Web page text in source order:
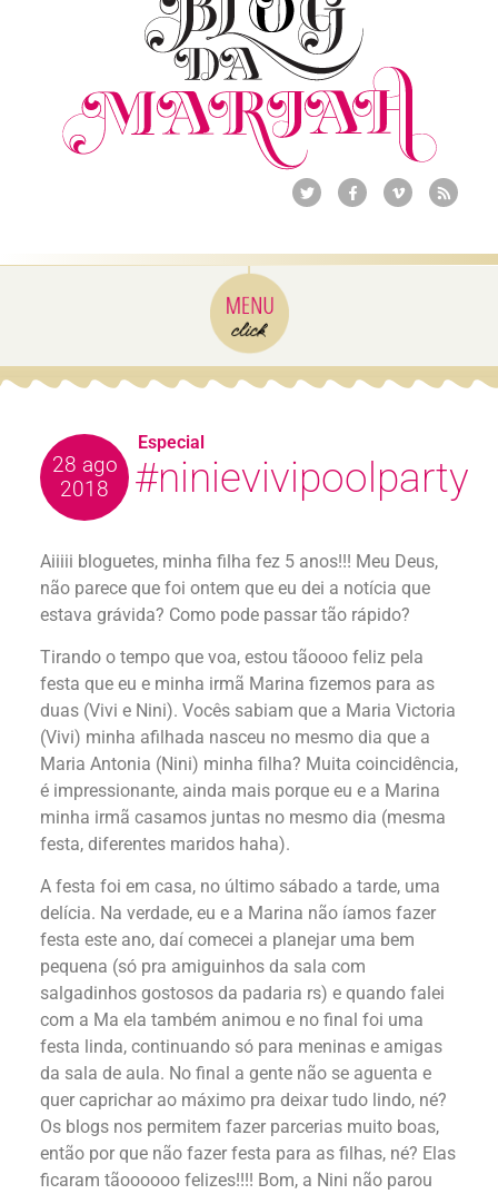
28 ago
2018
#ninievivipoolparty
Aiiiii bloguetes, minha filha fez 5 anos!!! Meu Deus,
não parece que foi ontem que eu dei a notícia que
estava grávida? Como pode passar tão rápido?
Tirando o tempo que voa, estou tãoooo feliz pela
festa que eu e minha irmã Marina fizemos para as
duas (Vivi e Nini). Vocês sabiam que a Maria Victoria
(Vivi) minha afilhada nasceu no mesmo dia que a
Maria Antonia (Nini) minha filha? Muita coincidência,
é impressionante, ainda mais porque eu e a Marina
minha irmã casamos juntas no mesmo dia (mesma
festa, diferentes maridos haha).
A festa foi em casa, no último sábado a tarde, uma
delícia. Na verdade, eu e a Marina não íamos fazer
festa este ano, daí comecei a planejar uma bem
pequena (só pra amiguinhos da sala com
salgadinhos gostosos da padaria rs) e quando falei
com a Ma ela também animou e no final foi uma
festa linda, continuando só para meninas e amigas
da sala de aula. No final a gente não se aguenta e
quer caprichar ao máximo pra deixar tudo lindo, né?
Os blogs nos permitem fazer parcerias muito boas,
então por que não fazer festa para as filhas, né? Elas
ficaram tãoooooo felizes!!!! Bom, a Nini não parou
Especial